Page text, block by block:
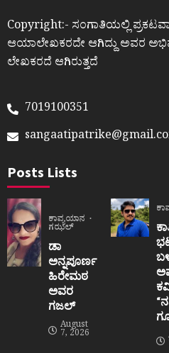
Copyright:- ಸಂಗಾತಿಯಲ್ಲಿ
ಆಯಾಲೇಖಕರದೇ ಆಗಿದ್ದು ಅವರ
ಲೇಖಕರದೆ ಆಗಿರುತ್ತದೆ
7019100351
Posts Lists
ಕಾವ್ಯಯಾನ
ಗಝಲ್
ಡಾ
ಅನ್ನಪೂರ್ಣ
ಹಿರೇಮಠ
ಅವರ
ಗಜಲ್
August
7, 2026